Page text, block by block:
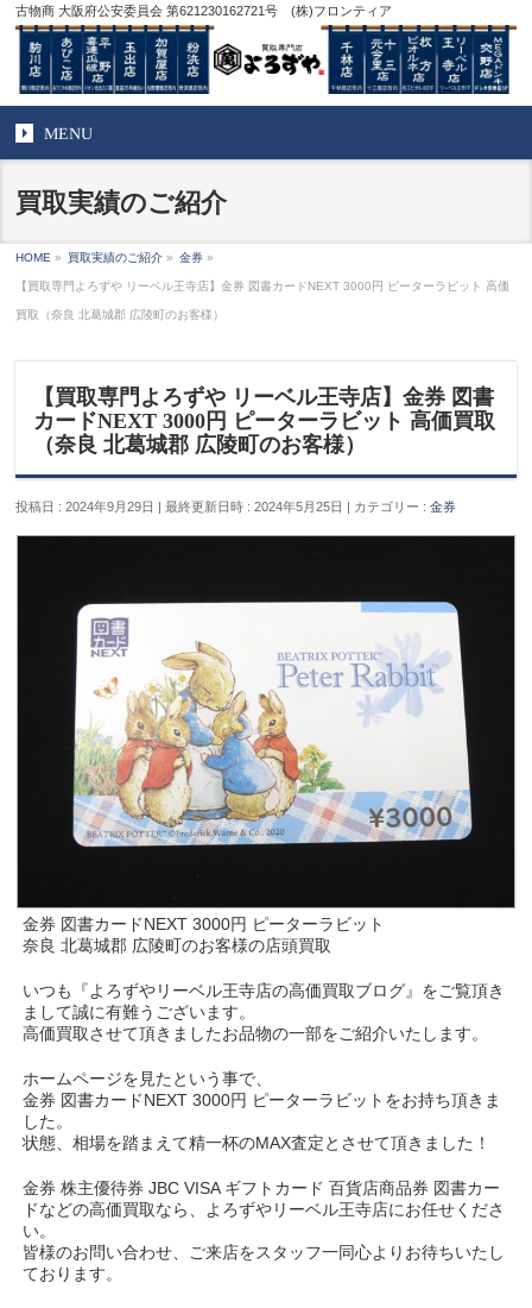
古物商 大阪府公安委員会 第621230162721号 (株)フロンティア
MENU
買取実績のご紹介
HOME » 買取実績のご紹介 » 金券 »
【買取専門よろずや リーベル王寺店】金券 図書カードNEXT 3000円 ピーターラビット 高価
買取（奈良 北葛城郡 広陵町のお客様）
【買取専門よろずや リーベル王寺店】金券 図書
カードNEXT 3000円 ピーターラビット 高価買取
（奈良 北葛城郡 広陵町のお客様）
投稿日 : 2024年9月29日 最終更新日時 : 2024年5月25日 カテゴリー :金券
金券 図書カードNEXT 3000円 ピーターラビット
奈良 北葛城郡 広陵町のお客様の店頭買取
いつも『よろずやリーベル王寺店の高価買取ブログ』をご覧頂き
まして誠に有難うございます。
高価買取させて頂きましたお品物の一部をご紹介いたします。
ホームページを見たという事で、
金券 図書カードNEXT 3000円 ピーターラビットをお持ち頂きま
した。
状態、相場を踏まえて精一杯のMAX査定とさせて頂きました！
金券 株主優待券 JBC VISA ギフトカード 百貨店商品券 図書カー
ドなどの高価買取なら、よろずやリーベル王寺店にお任せくださ
い。
皆様のお問い合わせ、ご来店をスタッフ一同心よりお待ちいたし
ております。